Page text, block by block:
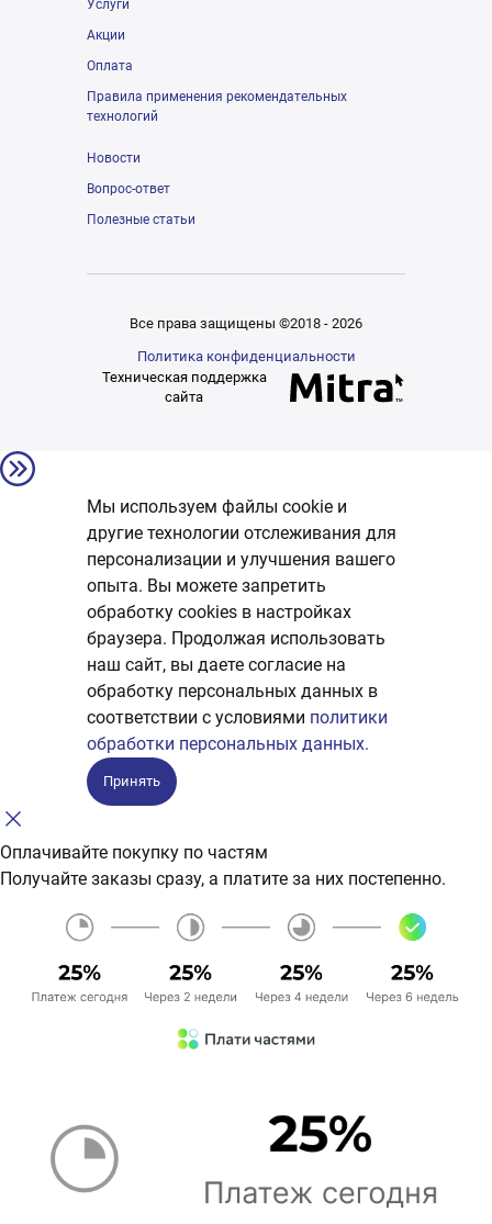
Услуги
Акции
Оплата
Правила применения рекомендательных
технологий
Новости
Вопрос-ответ
Полезные статьи
Все права защищены ©2018 - 2026
Политика конфиденциальности
Техническая поддержка
сайта
Мы используем файлы cookie и
другие технологии отслеживания для
персонализации и улучшения вашего
опыта. Вы можете запретить
обработку сookies в настройках
браузера. Продолжая использовать
наш сайт, вы даете согласие на
обработку персональных данных в
соответствии с условиями политики
обработки персональных данных.
Принять
Оплачивайте покупку по частям
Получайте заказы сразу, а платите за них постепенно.